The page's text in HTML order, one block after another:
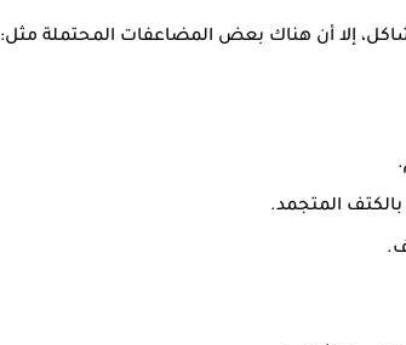
إلا أن هناك بعض المضاعفات المحتملة مثل:
المتجمد.